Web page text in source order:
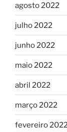
agosto 2022
julho 2022
junho 2022
maio 2022
abril 2022
março 2022
fevereiro